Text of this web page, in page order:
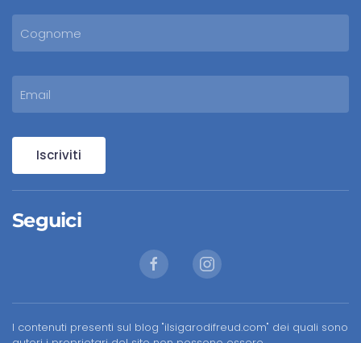
Iscriviti
Seguici
I contenuti presenti sul blog "ilsigarodifreud.com" dei quali sono